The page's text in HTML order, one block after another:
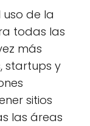
uso de la
todas las
más
startups y
sitios
las áreas